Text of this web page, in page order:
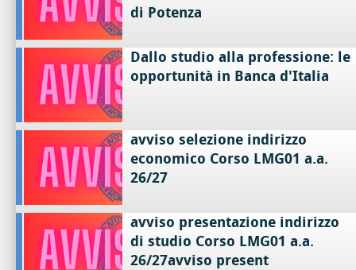
di Potenza
Dallo studio alla professione: le
opportunità in Banca d'Italia
avviso selezione indirizzo
economico Corso LMG01 a.a.
26/27
avviso presentazione indirizzo
di studio Corso LMG01 a.a.
26/27avviso present